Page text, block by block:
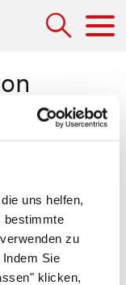
uns helfen,
bestimmte
zu
Sie
klicken,
des
Auslösern